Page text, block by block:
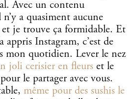
Avec un contenu
a quasiment aucune
je trouve ça formidable. Et
appris Instagram, c’est de
mon quotidien. Lever le nez
joli cerisier en fleurs et le
le partager avec vous.
même pour des sushis le